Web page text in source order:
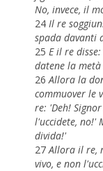
No, invece, il
24 Il re
spada davanti
25 E il re
datene la
26 Allora la
commuover le
re: 'Deh!
l'uccidete, no!'
divida!'
27 Allora il re,
vivo, e non